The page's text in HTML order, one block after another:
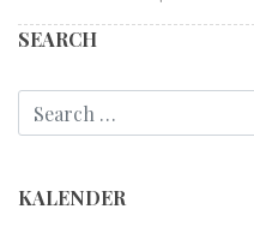
SEARCH
KALENDER